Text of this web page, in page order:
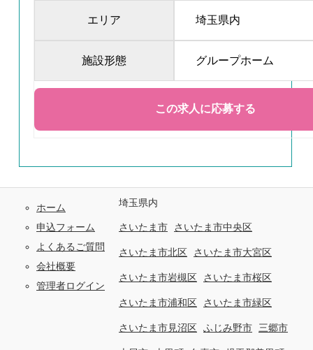
エリア 埼玉県内
施設形態 グループホーム
ホーム
申込フォーム
よくあるご質問
会社概要
管理者ログイン
埼玉県内
さいたま市 さいたま市中央区
さいたま市北区 さいたま市大宮区
さいたま市岩槻区 さいたま市桜区
さいたま市浦和区 さいたま市緑区
さいたま市見沼区 ふじみ野市 三郷市